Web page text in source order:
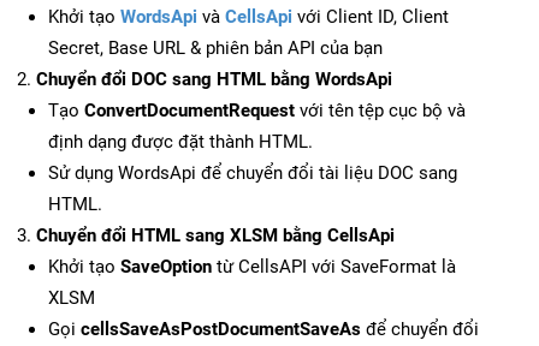
Khởi tạo WordsApi và CellsApi với Client ID, Client
Secret, Base URL & phiên bản API của bạn
Chuyển đổi DOC sang HTML bằng WordsApi
Tạo ConvertDocumentRequest với tên tệp cục bộ và
định dạng được đặt thành HTML.
Sử dụng WordsApi để chuyển đổi tài liệu DOC sang
HTML.
Chuyển đổi HTML sang XLSM bằng CellsApi
Khởi tạo SaveOption từ CellsAPI với SaveFormat là
XLSM
Gọi cellsSaveAsPostDocumentSaveAs để chuyển đổi